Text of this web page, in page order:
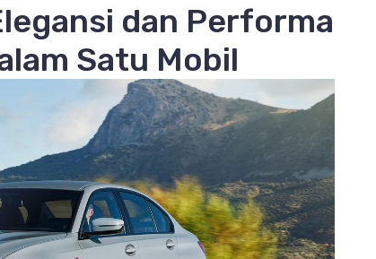
dan Performa
Satu Mobil